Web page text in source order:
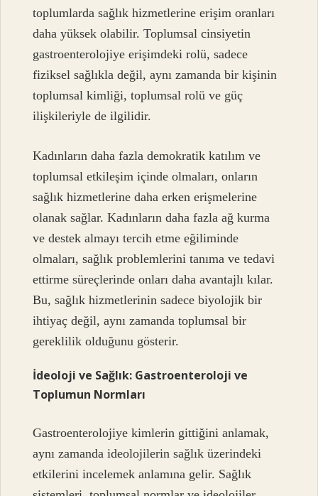
toplumlarda sağlık hizmetlerine erişim oranları
daha yüksek olabilir. Toplumsal cinsiyetin
gastroenterolojiye erişimdeki rolü, sadece
fiziksel sağlıkla değil, aynı zamanda bir kişinin
toplumsal kimliği, toplumsal rolü ve güç
ilişkileriyle de ilgilidir.
Kadınların daha fazla demokratik katılım ve
toplumsal etkileşim içinde olmaları, onların
sağlık hizmetlerine daha erken erişmelerine
olanak sağlar. Kadınların daha fazla ağ kurma
ve destek almayı tercih etme eğiliminde
olmaları, sağlık problemlerini tanıma ve tedavi
ettirme süreçlerinde onları daha avantajlı kılar.
Bu, sağlık hizmetlerinin sadece biyolojik bir
ihtiyaç değil, aynı zamanda toplumsal bir
gereklilik olduğunu gösterir.
İdeoloji ve Sağlık: Gastroenteroloji ve
Toplumun Normları
Gastroenterolojiye kimlerin gittiğini anlamak,
aynı zamanda ideolojilerin sağlık üzerindeki
etkilerini incelemek anlamına gelir. Sağlık